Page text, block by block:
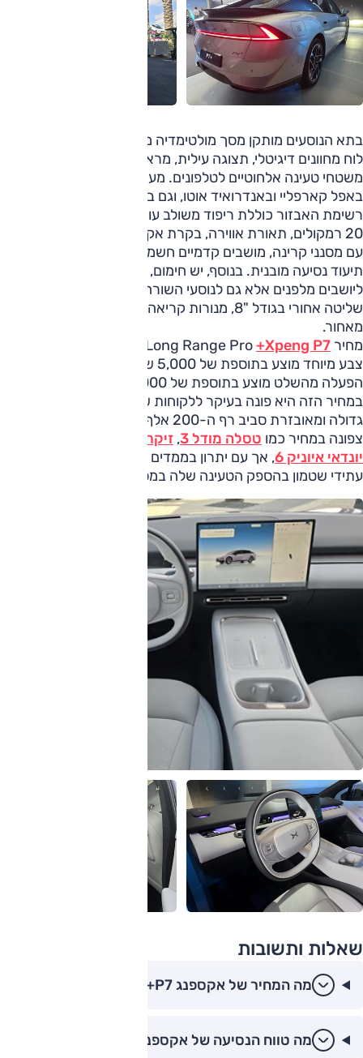
לוח מחוונים דיגיטלי, תצוגה עילית, מראה מרכזית חכמה ושני
משטחי טעינה אלחוטיים לטלפונים. מערכת המולטימדיה תומכת
באפל קארפליי ובאנדרואיד אוטו, וגם בעדכוני תוכנה מרחוק.
רשימת האבזור כוללת ריפוד משולב עור נאפה, במת צלילים עם
20 רמקולים, תאורת אווירה, בקרת אקלים מפוצלת, גג פנורמי
עם מסנני קרינה, מושבים קדמיים חשמליים עם זיכרון ומערכת
תיעוד נסיעה מובנית. בנוסף, יש חימום, אוורור ועיסוי לא רק
ליושבים מלפנים אלא גם לנוסעי השורה השנייה, לצד מסך
שליטה אחורי בגודל "8, מנורות קריאה ושולחן מתקפל לנוסע
מאחור.
מחיר Xpeng P7+
צבע מיוחד מוצע בתוספת של 5,000 שקל, ו-וו גרירה חשמלי עם
הפעלה מהשלט מוצע בתוספת של 6,000 שקל.
במחיר הזה היא פונה בעיקר ללקוחות שבוחנים סדאן חשמלית
גדולה ומאובזרת סביב רף ה-200 אלף שקל, דרומה או מעט
צפונה במחיר כמו טסלה מודל 3 , זיקר 001
יונדאי איוניק 6
, אך עם יתרון בממדים ובאבזור, ועם פוטנציאל
עתידי שטמון בהספק הטעינה שלה במסופים אולטרא מהירים.
שאלות ותשובות
מה המחיר של אקספנג P7+ בישראל?
מה טווח הנסיעה של אקספנג P7+?